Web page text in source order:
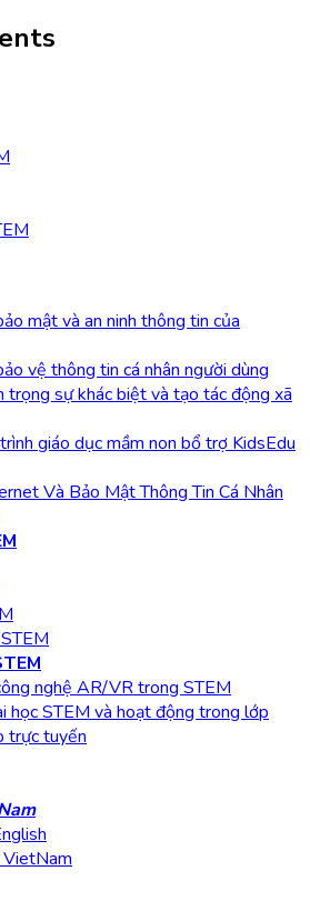
mật và an ninh thông tin của
vệ thông tin cá nhân người dùng
trọng sự khác biệt và tạo tác động xã
giáo dục mầm non bổ trợ KidsEdu
Và Bảo Mật Thông Tin Cá Nhân
nghệ AR/VR trong STEM
học STEM và hoạt động trong lớp
trực tuyến
VietNam